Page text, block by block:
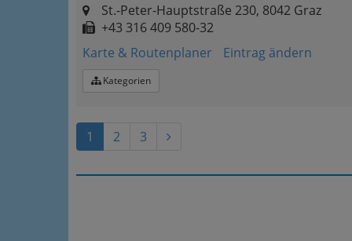
St.-Peter-Hauptstraße 230, 8042 Graz
+43 316 409 580-32
Karte & Routenplaner
Eintrag ändern
Kategorien
1 2 3